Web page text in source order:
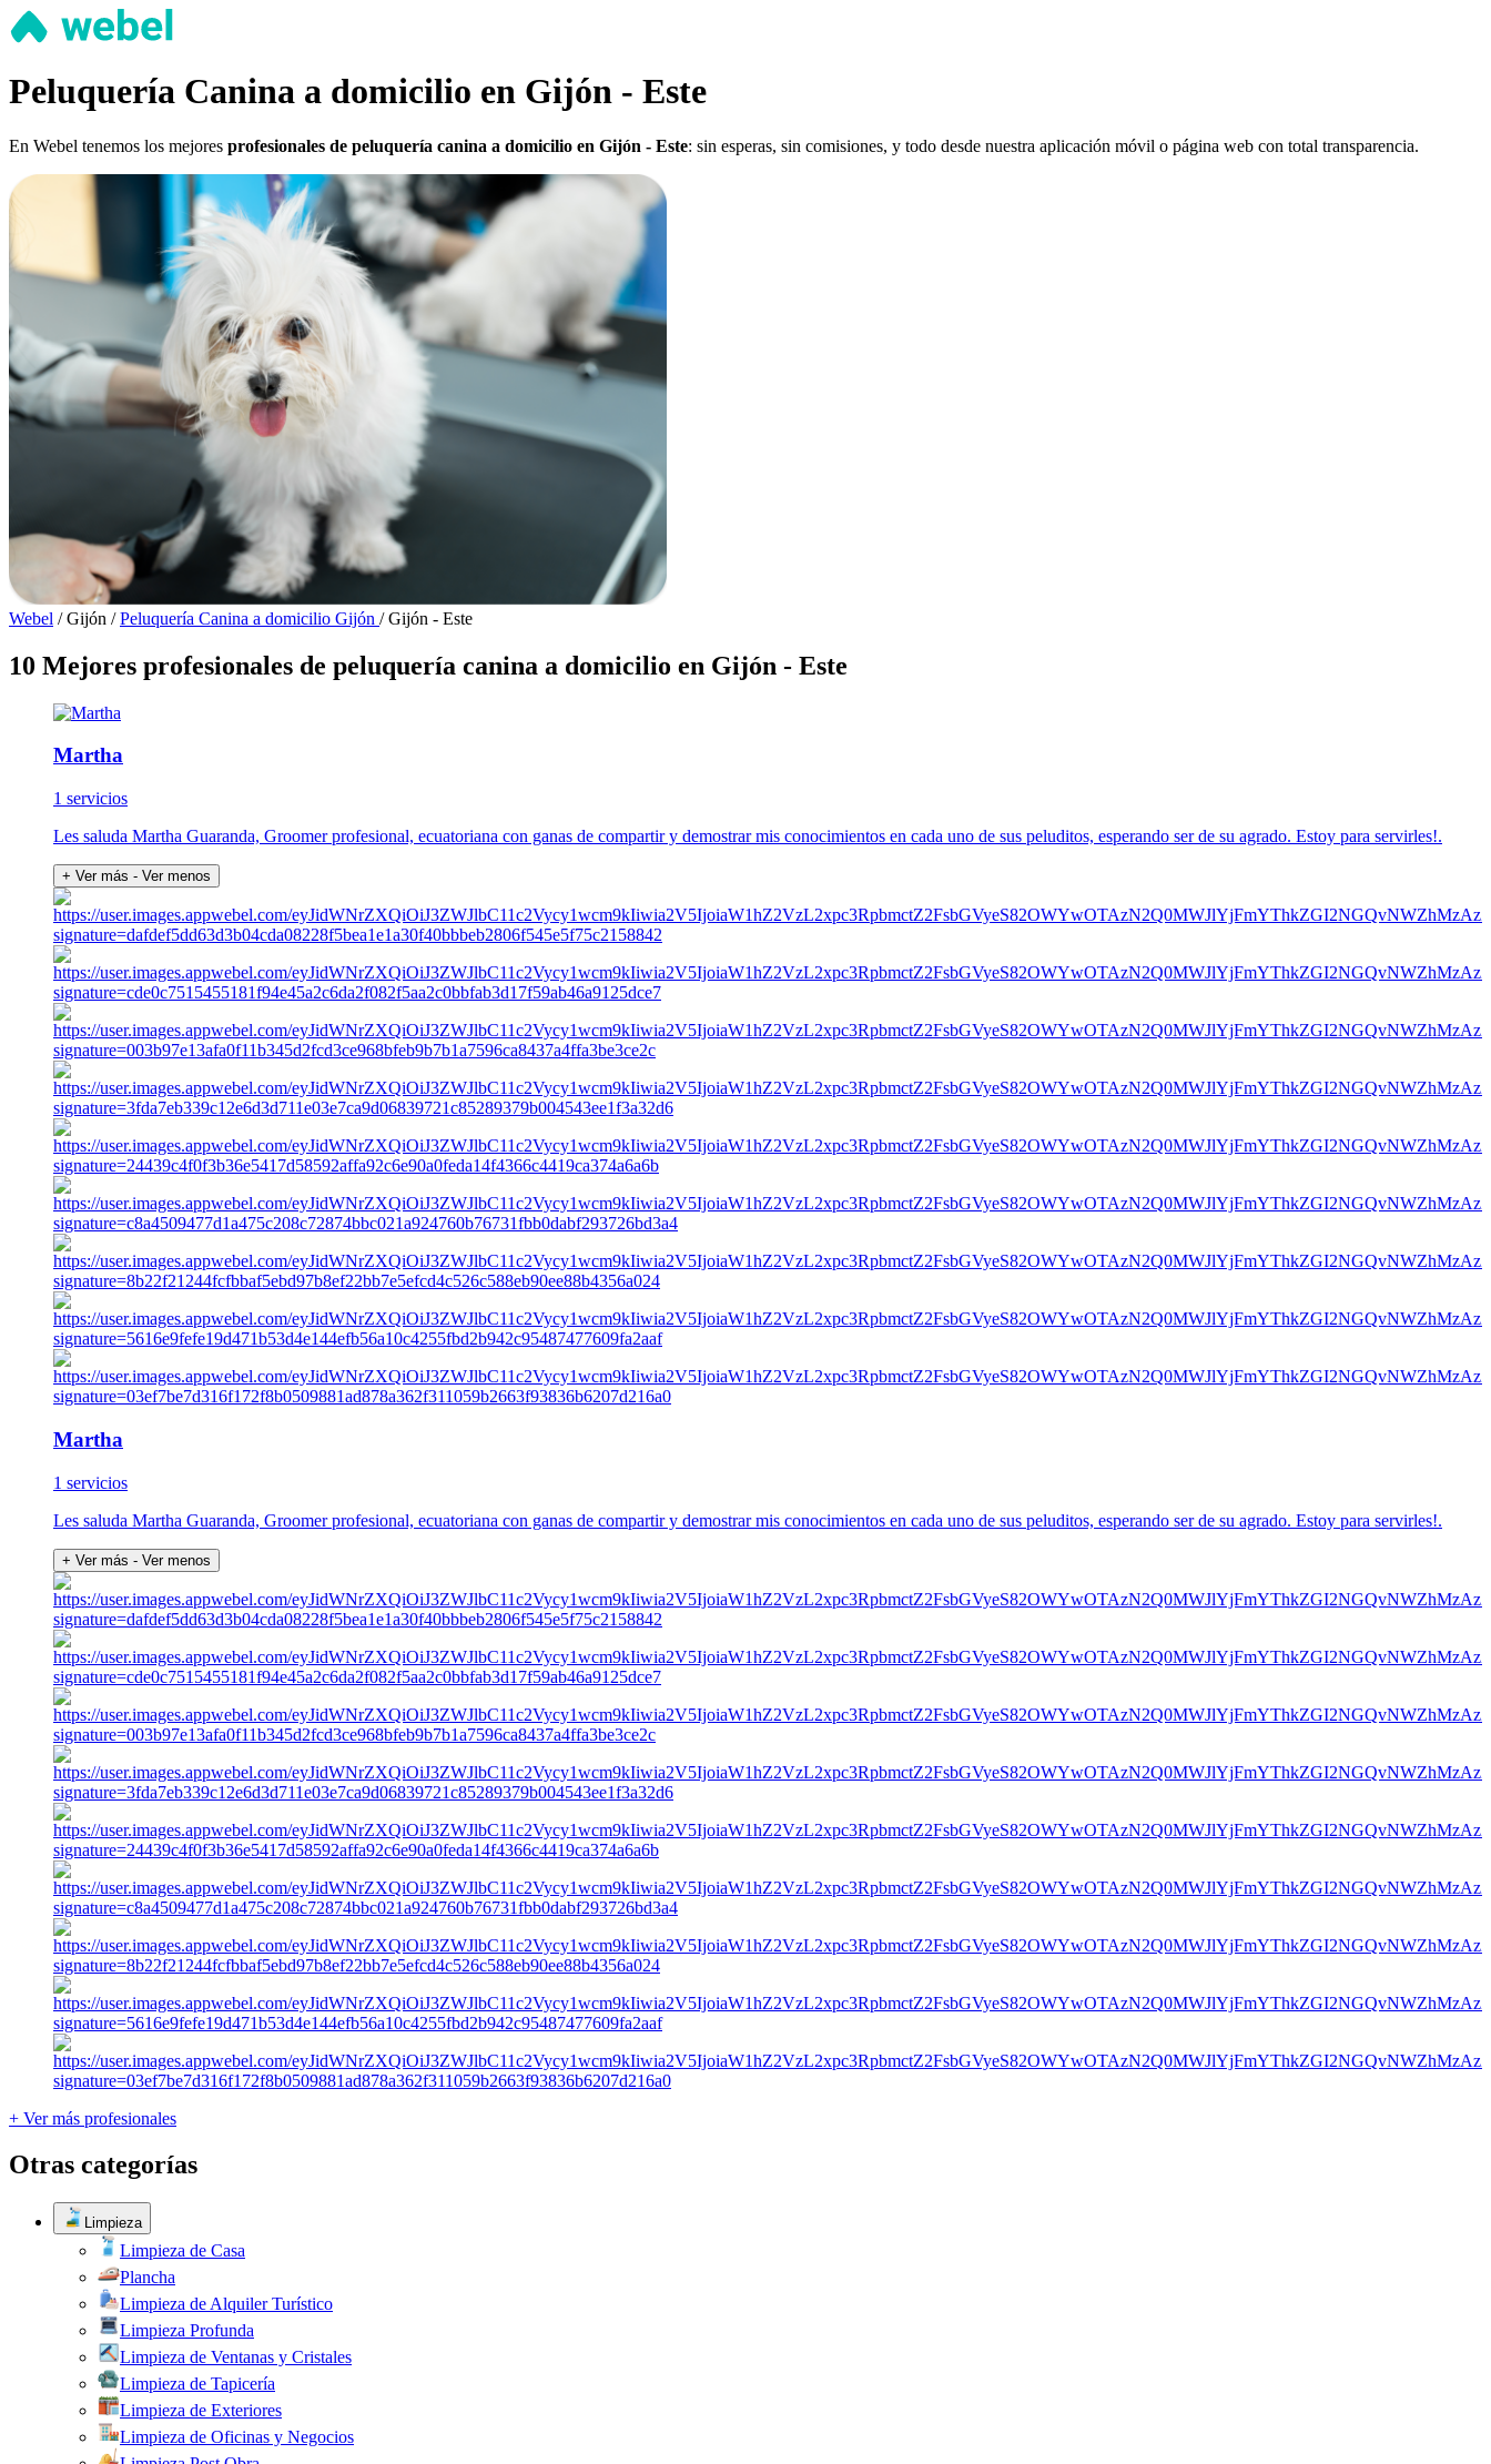
Peluquería Canina a domicilio en Gijón - Este
En Webel tenemos los mejores profesionales de peluquería canina a domicilio en Gijón - Este: sin esperas, sin comisiones, y todo desde nuestra aplicación móvil o página web con total transparencia.
Webel / Gijón / Peluquería Canina a domicilio Gijón / Gijón - Este
10 Mejores profesionales de peluquería canina a domicilio en Gijón - Este
Martha
1 servicios
Les saluda Martha Guaranda, Groomer profesional, ecuatoriana con ganas de compartir y demostrar mis conocimientos en cada uno de sus peluditos, esperando ser de su agrado. Estoy para servirles!.
+ Ver más - Ver menos
Martha
1 servicios
Les saluda Martha Guaranda, Groomer profesional, ecuatoriana con ganas de compartir y demostrar mis conocimientos en cada uno de sus peluditos, esperando ser de su agrado. Estoy para servirles!.
+ Ver más - Ver menos
+ Ver más profesionales
Otras categorías
Limpieza
Limpieza de Casa
Plancha
Limpieza de Alquiler Turístico
Limpieza Profunda
Limpieza de Ventanas y Cristales
Limpieza de Tapicería
Limpieza de Exteriores
Limpieza de Oficinas y Negocios